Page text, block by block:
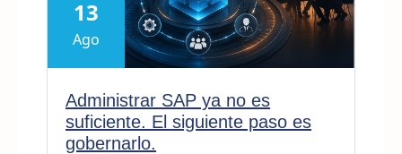
13
Ago
Administrar SAP ya no es
suficiente. El siguiente paso es
gobernarlo.